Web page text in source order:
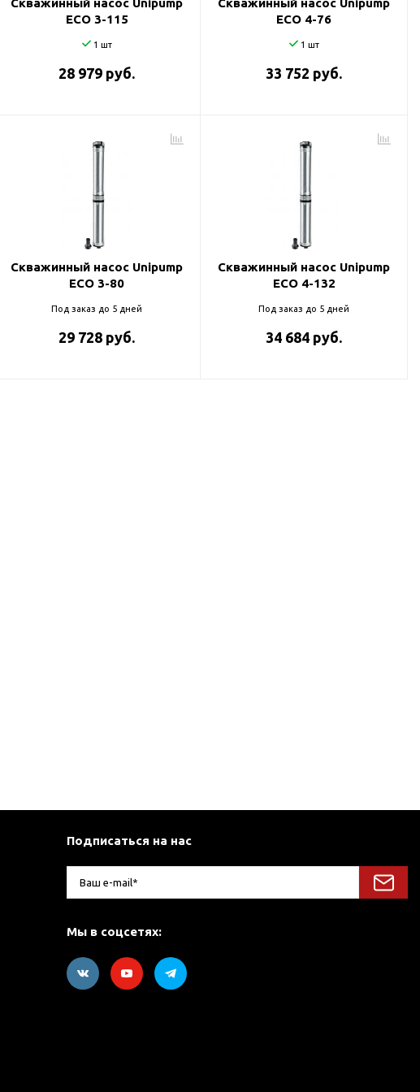
Скважинный насос Unipump
ECO 3-115
1 шт
28 979 руб.
Скважинный насос Unipump
ECO 4-76
1 шт
33 752 руб.
Скважинный насос Unipump
ECO 3-80
Под заказ до 5 дней
29 728 руб.
Скважинный насос Unipump
ECO 4-132
Под заказ до 5 дней
34 684 руб.
Подписаться на нас
Мы в соцсетях: